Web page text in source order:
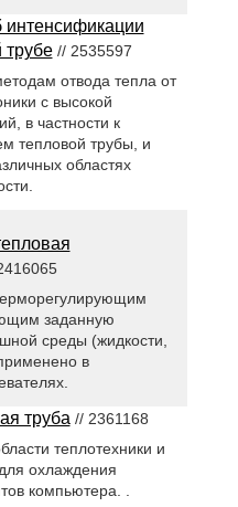
интенсификации
трубе// 2535597
отвода тепла от
с высокой
в частности к
тепловой трубы, и
областях
заданную
среды (жидкости,
в
труба // 2361168
теплотехники и
охлаждения
компьютера. .